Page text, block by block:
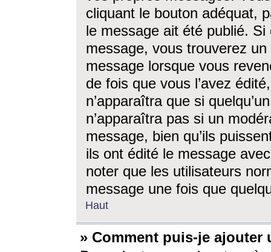
cliquant le bouton adéquat,
le message ait été publié. Si
message, vous trouverez
message lorsque vous
de fois que vous l’avez
n’apparaîtra que si
n’apparaîtra pas si un
message, bien qu’ils
ils ont édité le message
noter que les utilisateurs
message une fois que
Haut
» Comment puis-je ajouter